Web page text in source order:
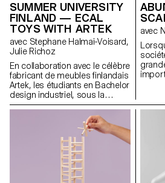
SUMMER UNIVERSITY
FINLAND — ECAL
TOYS WITH ARTEK
avec Stephane Halmai-Voisard,
Julie Richoz
En collaboration avec le célèbre
fabricant de meubles finlandais
Artek, les étudiants en Bachelor
design industriel, sous la
direction de la designer Julie
Richoz, présentent une
collection d'objets ludiques
pour enfants fabriqués à partir
de pièces de qualité inférieure,
rejetés ou semi-finis. Fidèles à
l'esprit d'Artek et de ses
fondateurs, les produits